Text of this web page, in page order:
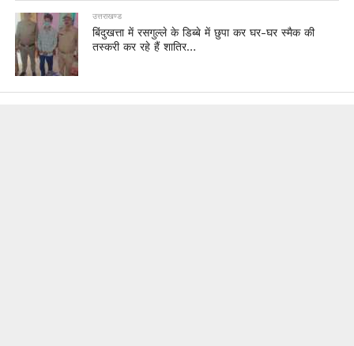
उत्तराखण्ड
बिंदुखत्ता में रसगुल्ले के डिब्बे में छुपा कर घर-घर स्मैक की
तस्करी कर रहे हैं शातिर…